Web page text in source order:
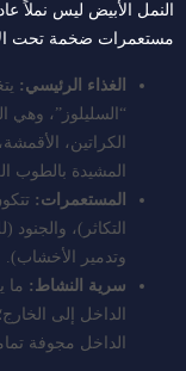
النمل الأبيض ليس نملاً
مستعمرات ضخمة تحت
الغذاء الرئيسي:
“السليلوز”، وهي
الكراتين،
المشيدة بالطوب
المستعمرات:
التكاثر)،
وتدمير الأخشاب).
سرية النشاط: ما
الداخل إلى
الداخل مجوفة